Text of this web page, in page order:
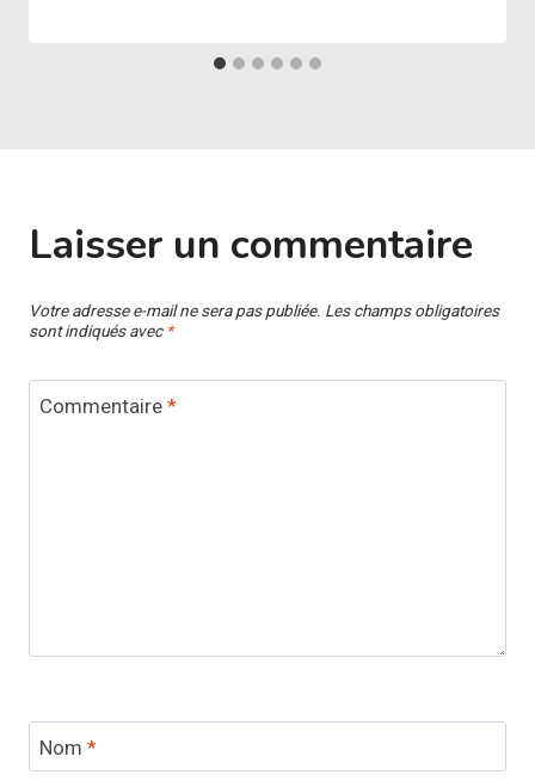
Laisser un commentaire
Votre adresse e-mail ne sera pas publiée. Les champs obligatoires
sont indiqués avec *
Commentaire *
Nom *